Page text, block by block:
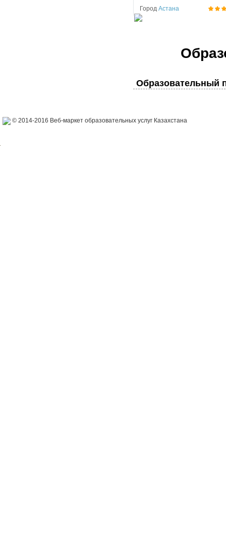
Город Астана
Образовательный
© 2014-2016 Веб-маркет образовательных услуг Казахстана